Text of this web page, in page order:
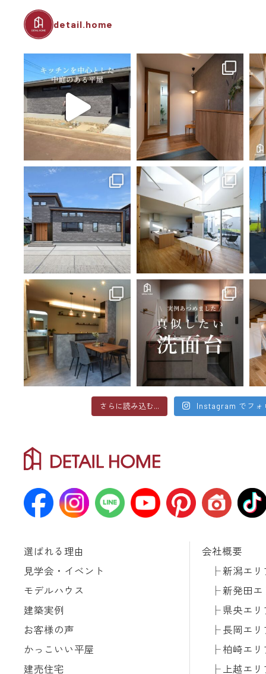
detail.home
さらに読み込む... Instagram でフォ
選ばれる理由
見学会・イベント
モデルハウス
建築実例
お客様の声
かっこいい平屋
建売住宅
会社概要
新潟エリ
新発田エ
県央エリ
長岡エリ
柏崎エリ
上越エリ